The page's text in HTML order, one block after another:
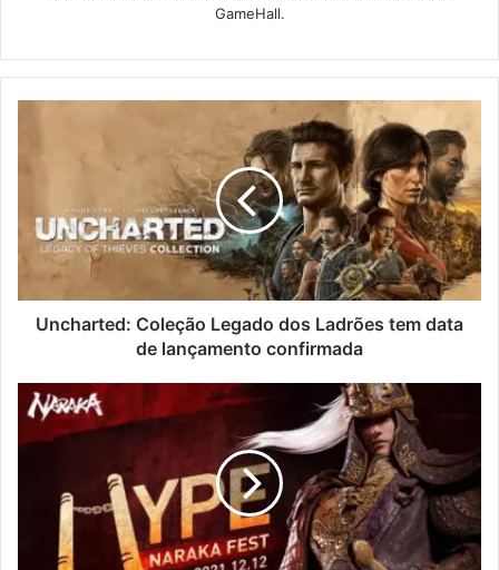
GameHall.
Uncharted: Coleção Legado dos Ladrões tem data
de lançamento confirmada